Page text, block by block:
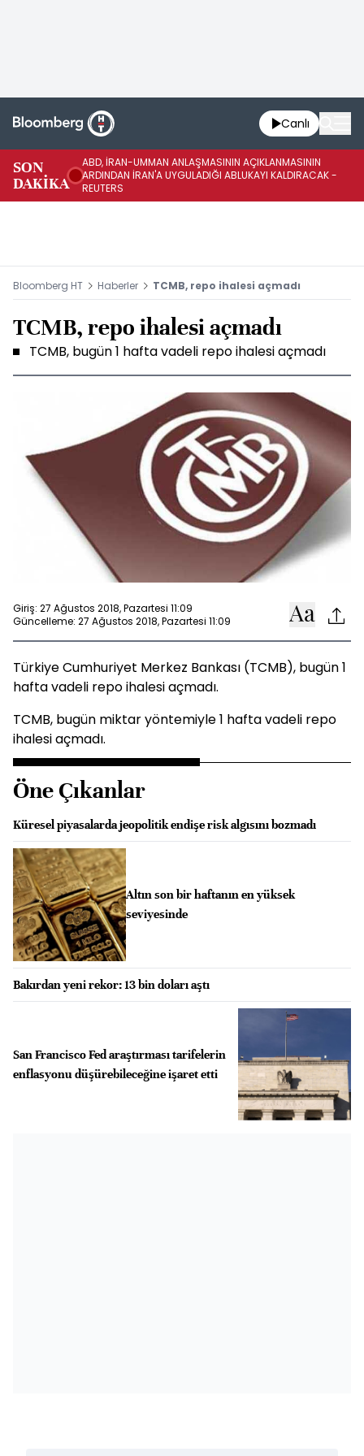
Canlı
SON
DAKİKA
ABD, İRAN-UMMAN ANLAŞMASININ AÇIKLANMASININ
ARDINDAN İRAN'A UYGULADIĞI ABLUKAYI KALDIRACAK -
REUTERS
Bloomberg HT Haberler TCMB, repo ihalesi açmadı
TCMB, repo ihalesi açmadı
TCMB, bugün 1 hafta vadeli repo ihalesi açmadı
Giriş: 27 Ağustos 2018, Pazartesi 11:09
Güncelleme: 27 Ağustos 2018, Pazartesi 11:09
Türkiye Cumhuriyet Merkez Bankası (TCMB), bugün 1
hafta vadeli repo ihalesi açmadı.
TCMB, bugün miktar yöntemiyle 1 hafta vadeli repo
ihalesi açmadı.
Öne Çıkanlar
Küresel piyasalarda jeopolitik endişe risk algısını bozmadı
Altın son bir haftanın en yüksek
seviyesinde
Bakırdan yeni rekor: 13 bin doları aştı
San Francisco Fed araştırması tarifelerin
enflasyonu düşürebileceğine işaret etti